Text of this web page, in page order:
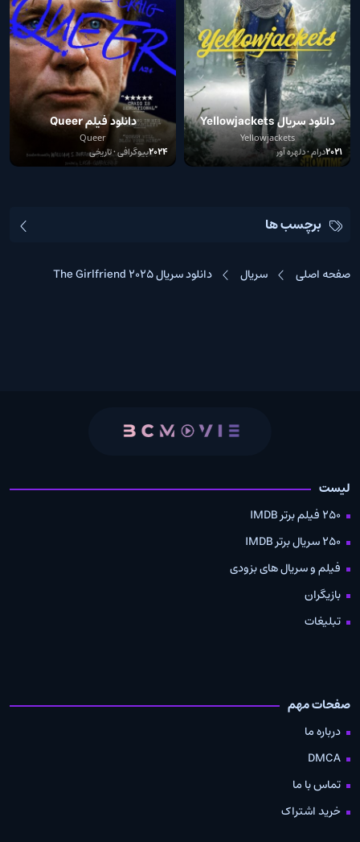
دانلود سریال Yellowjackets
Yellowjackets
2021درام • دلهره آور
دانلود فیلم Queer
Queer
2024بیوگرافی • تاریخی
برچسب ها
صفحه اصلی سریال دانلود سریال The Girlfriend 2025
لیست
250 فیلم برتر IMDB
250 سریال برتر IMDB
فیلم و سریال های بزودی
بازیگران
تبلیغات
صفحات مهم
درباره ما
DMCA
تماس با ما
خرید اشتراک